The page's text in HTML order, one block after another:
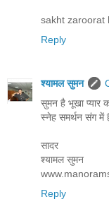
sakht zaroorat
Reply
श्यामल सुमन
सुमन है भूखा प्यार
स्नेह समर्थन संग में
सादर
श्यामल सुमन
Reply